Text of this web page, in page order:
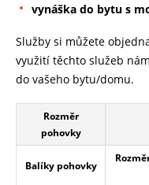
vynáška do bytu s
Služby si můžete
využití těchto služeb
do vašeho bytu/domu.
Rozměr
pohovky
Balíky pohovky